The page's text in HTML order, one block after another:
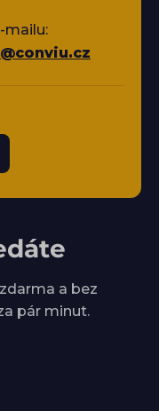
mailu:
a bez
pár minut.